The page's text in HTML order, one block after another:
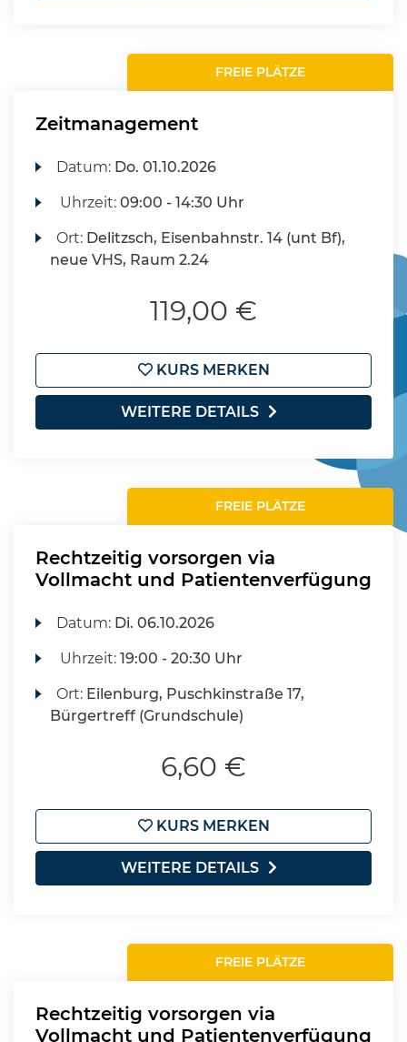
FREIE PLÄTZE
Zeitmanagement
Datum: Do. 01.10.2026
Uhrzeit:09:00 - 14:30 Uhr
Ort: Delitzsch, Eisenbahnstr. 14 (unt Bf),
neue VHS, Raum 2.24
119,00 €
KURS MERKEN
WEITERE DETAILS
FREIE PLÄTZE
Rechtzeitig vorsorgen via
Vollmacht und Patientenverfügung
Datum: Di. 06.10.2026
Uhrzeit:19:00 - 20:30 Uhr
Ort: Eilenburg, Puschkinstraße 17,
Bürgertreff (Grundschule)
6,60 €
KURS MERKEN
WEITERE DETAILS
FREIE PLÄTZE
Rechtzeitig vorsorgen via
Vollmacht und Patientenverfügung